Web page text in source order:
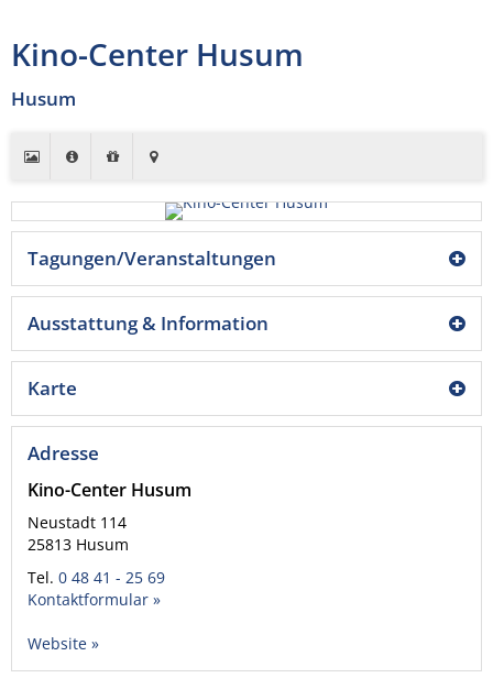
Kino-Center Husum
Husum
Tagungen/Veranstaltungen
Ausstattung & Information
Karte
Adresse
Kino-Center Husum
Neustadt 114
25813 Husum
Tel. 0 48 41 - 25 69
Kontaktformular »
Website »